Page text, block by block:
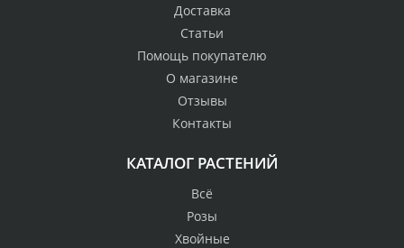
Доставка
Статьи
Помощь покупателю
О магазине
Отзывы
Контакты
КАТАЛОГ РАСТЕНИЙ
Всё
Розы
Хвойные